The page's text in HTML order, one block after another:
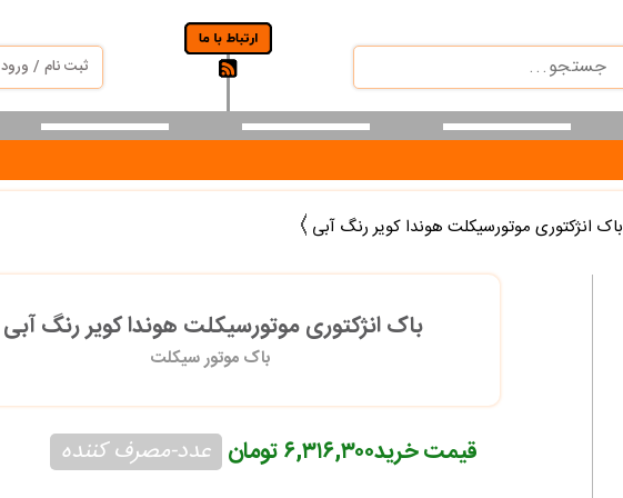
ثبت نام / ورود
باک انژکتوری موتورسیکلت هوندا کویر رنگ آبی
باک انژکتوری موتورسیکلت هوندا کویر رنگ آبی
باک موتور سیکلت
قیمت خرید۶,۳۱۶,۳۰۰ تومان عدد-مصرف کننده